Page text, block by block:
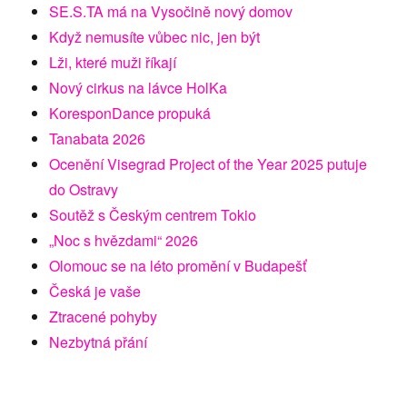
SE.S.TA má na Vysočině nový domov
Když nemusíte vůbec nic, jen být
Lži, které muži říkají
Nový cirkus na lávce HolKa
KoresponDance propuká
Tanabata 2026
Ocenění Visegrad Project of the Year 2025 putuje
do Ostravy
Soutěž s Českým centrem Tokio
„Noc s hvězdami“ 2026
Olomouc se na léto promění v Budapešť
Česká je vaše
Ztracené pohyby
Nezbytná přání